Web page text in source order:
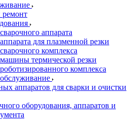
аппарата
для плазменной резки
комплекса
термической резки
комплекса
аппаратов для сварки и очистки
оборудования, аппаратов и